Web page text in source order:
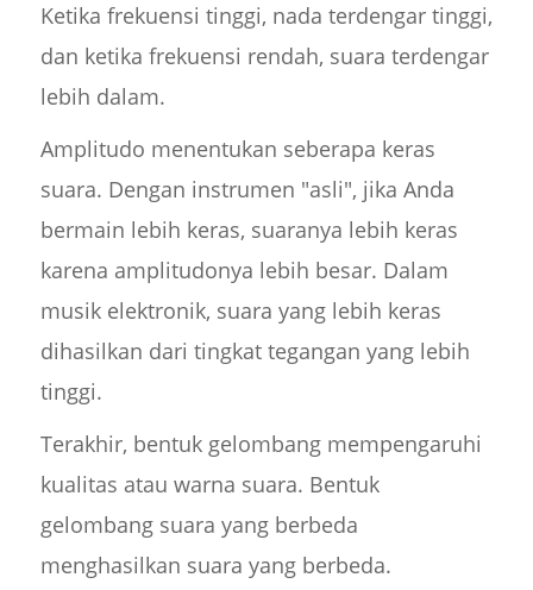
Ketika frekuensi tinggi, nada terdengar tinggi,
dan ketika frekuensi rendah, suara terdengar
lebih dalam.
Amplitudo menentukan seberapa keras
suara. Dengan instrumen "asli", jika Anda
bermain lebih keras, suaranya lebih keras
karena amplitudonya lebih besar. Dalam
musik elektronik, suara yang lebih keras
dihasilkan dari tingkat tegangan yang lebih
tinggi.
Terakhir, bentuk gelombang mempengaruhi
kualitas atau warna suara. Bentuk
gelombang suara yang berbeda
menghasilkan suara yang berbeda.